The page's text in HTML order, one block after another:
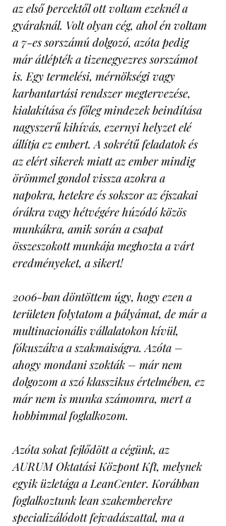
az első percektől ott voltam ezeknél a
gyáraknál. Volt olyan cég, ahol én voltam
a 7-es sorszámú dolgozó, azóta pedig
már átlépték a tizenegyezres sorszámot
is. Egy termelési, mérnökségi vagy
karbantartási rendszer megtervezése,
kialakítása és főleg mindezek beindítása
nagyszerű kihívás, ezernyi helyzet elé
állítja ez embert. A sokrétű feladatok és
az elért sikerek miatt az ember mindig
örömmel gondol vissza azokra a
napokra, hetekre és sokszor az éjszakai
órákra vagy hétvégére húzódó közös
munkákra, amik során a csapat
összeszokott munkája meghozta a várt
eredményeket, a sikert!
2006-ban döntöttem úgy, hogy ezen a
területen folytatom a pályámat, de már a
multinacionális vállalatokon kívül,
fókuszálva a szakmaiságra. Azóta –
ahogy mondani szokták – már nem
dolgozom a szó klasszikus értelmében, ez
már nem is munka számomra, mert a
hobbimmal foglalkozom.
Azóta sokat fejlődött a cégünk, az
AURUM Oktatási Központ Kft, melynek
egyik üzletága a LeanCenter. Korábban
foglalkoztunk lean szakemberekre
specializálódott fejvadászattal, ma a